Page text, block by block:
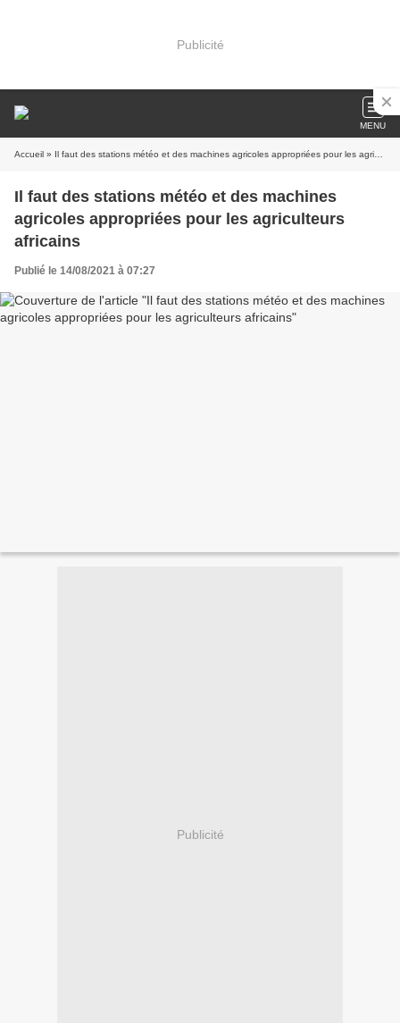
Publicité
MENU
Accueil » Il faut des stations météo et des machines agricoles appropriées pour les agriculteurs africains
Il faut des stations météo et des machines
agricoles appropriées pour les agriculteurs
africains
Publié le 14/08/2021 à 07:27
Publicité